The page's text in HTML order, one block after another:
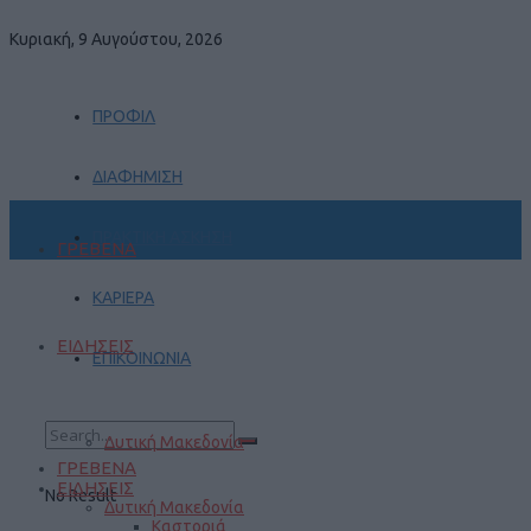
Κυριακή, 9 Αυγούστου, 2026
ΠΡΟΦΙΛ
ΔΙΑΦΗΜΙΣΗ
ΚΑΡΙΕΡΑ
ΕΠΙΚΟΙΝΩΝΙΑ
No Result
ΓΡΕΒΕΝΑ
ΕΙΔΗΣΕΙΣ
Δυτική Μακεδονία
ΓΡΕΒΕΝΑ
ΕΙΔΗΣΕΙΣ
Δυτική Μακεδονία
Καστοριά